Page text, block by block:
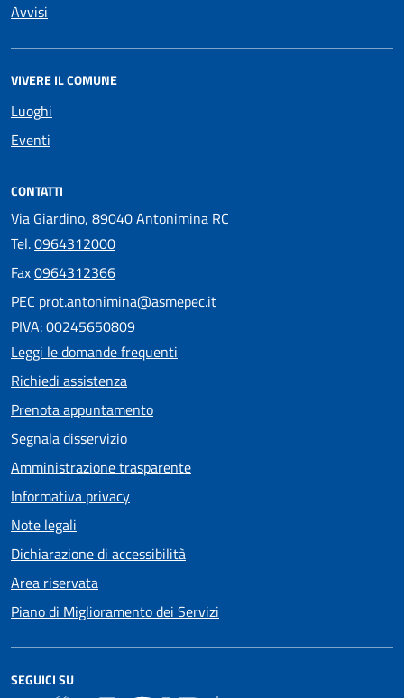
Avvisi
VIVERE IL COMUNE
Luoghi
Eventi
CONTATTI
Via Giardino, 89040 Antonimina RC
Tel.0964312000
Fax0964312366
PEC prot.antonimina@asmepec.it
PIVA: 00245650809
Leggi le domande frequenti
Richiedi assistenza
Prenota appuntamento
Segnala disservizio
Amministrazione trasparente
Informativa privacy
Note legali
Dichiarazione di accessibilità
Area riservata
Piano di Miglioramento dei Servizi
SEGUICI SU